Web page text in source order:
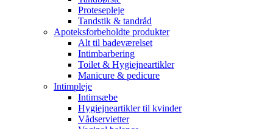
Protesepleje
Tandstik & tandråd
Apoteksforbeholdte produkter
Alt til badeværelset
Intimbarbering
Toilet & Hygiejneartikler
Manicure & pedicure
Intimpleje
Intimsæbe
Hygiejneartikler til kvinder
Vådservietter